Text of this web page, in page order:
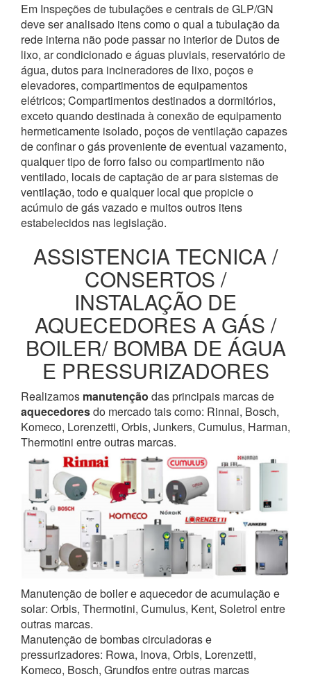
Em Inspeções de tubulações e centrais de GLP/GN
deve ser analisado itens como o qual a tubulação da
rede interna não pode passar no interior de Dutos de
lixo, ar condicionado e águas pluviais, reservatório de
água, dutos para incineradores de lixo, poços e
elevadores, compartimentos de equipamentos
elétricos; Compartimentos destinados a dormitórios,
exceto quando destinada à conexão de equipamento
hermeticamente isolado, poços de ventilação capazes
de confinar o gás proveniente de eventual vazamento,
qualquer tipo de forro falso ou compartimento não
ventilado, locais de captação de ar para sistemas de
ventilação, todo e qualquer local que propicie o
acúmulo de gás vazado e muitos outros itens
estabelecidos nas legislação.
ASSISTENCIA TECNICA /
CONSERTOS /
INSTALAÇÃO DE
AQUECEDORES A GÁS /
BOILER/ BOMBA DE ÁGUA
E PRESSURIZADORES
Realizamos manutenção das principais marcas de
aquecedoresdo mercado tais como: Rinnai, Bosch,
Komeco, Lorenzetti, Orbis, Junkers, Cumulus, Harman,
Thermotini entre outras marcas.
Manutenção de boiler e aquecedor de acumulação e
solar: Orbis, Thermotini, Cumulus, Kent, Soletrol entre
outras marcas.
Manutenção de bombas circuladoras e
pressurizadores: Rowa, Inova, Orbis, Lorenzetti,
Komeco, Bosch, Grundfos entre outras marcas